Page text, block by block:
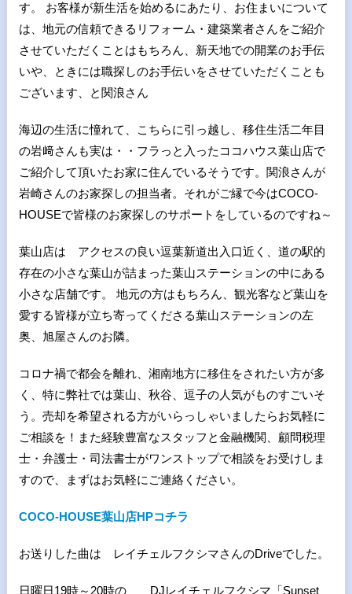
す。 お客様が新生活を始めるにあたり、お住まいについて
は、地元の信頼できるリフォーム・建築業者さんをご紹介
させていただくことはもちろん、新天地での開業のお手伝
いや、ときには職探しのお手伝いをさせていただくことも
ございます、と関浪さん
海辺の生活に憧れて、こちらに引っ越し、移住生活二年目
の岩﨑さんも実は・・フラっと入ったココハウス葉山店で
ご紹介して頂いたお家に住んでいるそうです。関浪さんが
岩崎さんのお家探しの担当者。それがご縁で今はCOCO-
HOUSEで皆様のお家探しのサポートをしているのですね～
葉山店は アクセスの良い逗葉新道出入口近く、道の駅的
存在の小さな葉山が詰まった葉山ステーションの中にある
小さな店舗です。 地元の方はもちろん、観光客など葉山を
愛する皆様が立ち寄ってくださる葉山ステーションの左
奥、旭屋さんのお隣。
コロナ禍で都会を離れ、湘南地方に移住をされたい方が多
く、特に弊社では葉山、秋谷、逗子の人気がものすごいそ
う。売却を希望される方がいらっしゃいましたらお気軽に
ご相談を！また経験豊富なスタッフと金融機関、顧問税理
士・弁護士・司法書士がワンストップで相談をお受けしま
すので、まずはお気軽にご連絡ください。
COCO-HOUSE葉山店HPコチラ
お送りした曲は レイチェルフクシマさんのDriveでした。
日曜日19時～20時の DJレイチェルフクシマ「Sunset